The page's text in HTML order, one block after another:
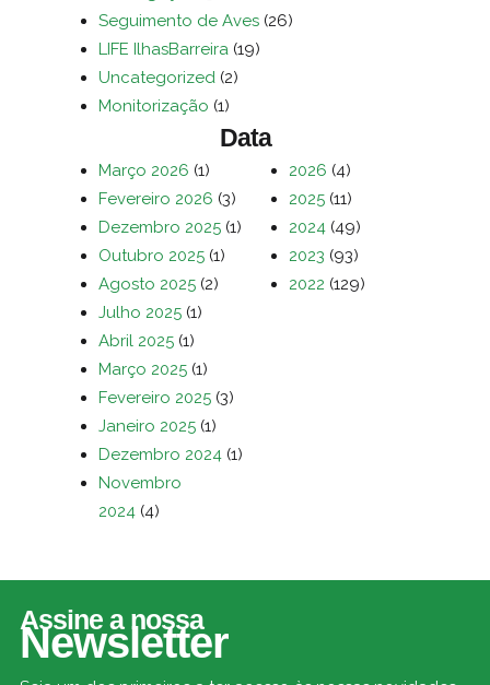
Seguimento de Aves (26)
LIFE IlhasBarreira (19)
Uncategorized (2)
Monitorização (1)
Data
Março 2026 (1)
Fevereiro 2026 (3)
Dezembro 2025 (1)
Outubro 2025 (1)
Agosto 2025 (2)
Julho 2025 (1)
Abril 2025 (1)
Março 2025 (1)
Fevereiro 2025 (3)
Janeiro 2025 (1)
Dezembro 2024 (1)
Novembro
2024 (4)
2026 (4)
2025 (11)
2024 (49)
2023 (93)
2022 (129)
Assine a nossa
Newsletter